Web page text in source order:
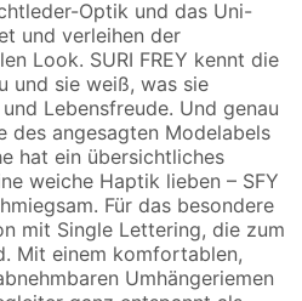
Optik und das Uni-
und verleihen der
Look. SURI FREY kennt die
und sie weiß, was sie
Lebensfreude. Und genau
des angesagten Modelabels
hat ein übersichtliches
weiche Haptik lieben – SFY
Für das besondere
mit Single Lettering, die zum
Mit einem komfortablen,
Umhängeriemen